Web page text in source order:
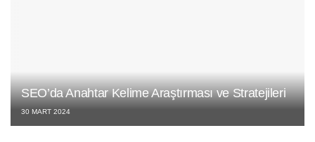
SEO’da Anahtar Kelime Araştırması ve Stratejileri
30 MART 2024